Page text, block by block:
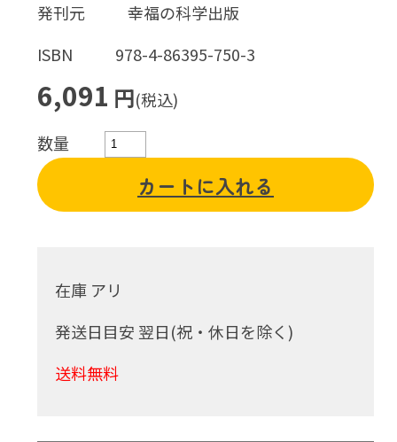
発刊元
幸福の科学出版
ISBN
978-4-86395-750-3
6,091 円(税込)
数量
カートに入れる
在庫 アリ
発送日目安 翌日(祝・休日を除く)
送料無料